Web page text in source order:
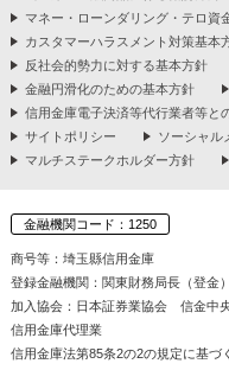
マネー・ローンダリング・テロ資
カスタマーハラスメント対策基本
反社会的勢力に対する基本方針
金融円滑化のための基本方針
信用金庫電子決済等代行業者等と
サイトポリシー
ソーシャル
マルチステークホルダー方針
金融機関コード：1250
商号等：埼玉縣信用金庫
登録金融機関：関東財務局長（登金
加入協会：日本証券業協会 信金中
信用金庫代理業
信用金庫法第85条2の2の規定に基